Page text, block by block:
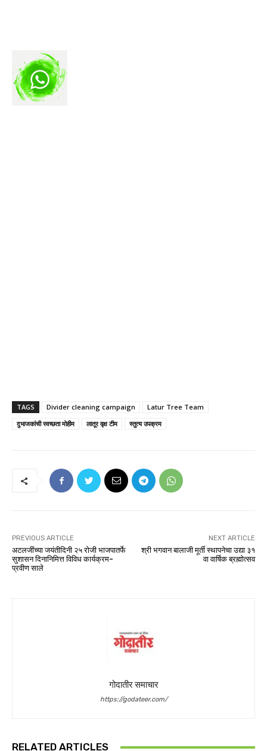
TAGS Divider cleaning campaign
Latur Tree Team
दुभाजकांची स्वच्छता मोहीम
लातूर वृक्ष टीम स्तुत्य उपक्रम
PREVIOUS ARTICLE
अटलजींच्या जयंतीदिनी २५ रोजी भाजपातर्फे
सुशासन दिनानिमित्त विविध कार्यक्रम-
प्रवीण साले
NEXT ARTICLE
श्री भगवान बालाजी मूर्ती स्थापनेचा उद्या ३१
वा वार्षिक ब्रह्मोत्सव
गोदातीर समाचार
https://godateer.com/
RELATED ARTICLES